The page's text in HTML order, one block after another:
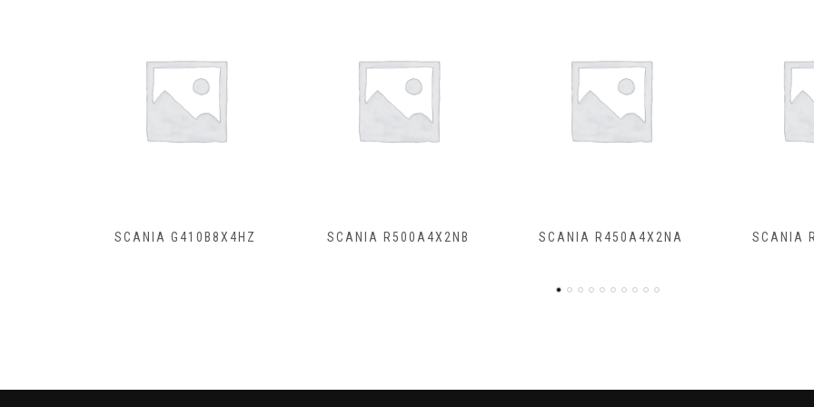
SCANIA R500A4X2NB SCANIA R450A4X2NA SCANIA R500A4X2NB SCANIA